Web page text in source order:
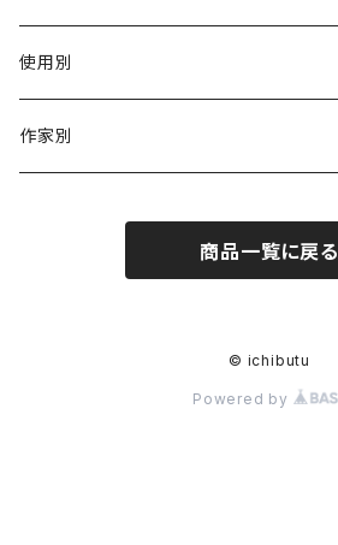
陶磁器
ガラス
使用別
茶壺 急须 土瓶
作家別
商品一覧に戻る
© ichibutu
Powered by